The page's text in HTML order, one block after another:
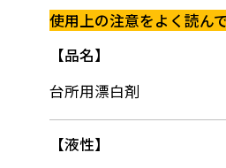
使用上の注意をよく読ん
品名
台所用漂白剤
液性